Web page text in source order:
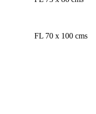
FL 70 x 100 cms